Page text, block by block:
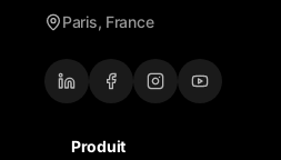
Paris, France
Produit